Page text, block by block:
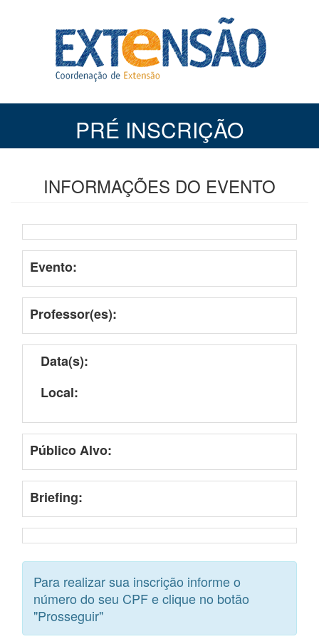
PRÉ INSCRIÇÃO
INFORMAÇÕES DO EVENTO
Evento:
Professor(es):
Data(s):
Local:
Público Alvo:
Briefing:
Para realizar sua inscrição informe o
número do seu CPF e clique no botão
"Prosseguir"